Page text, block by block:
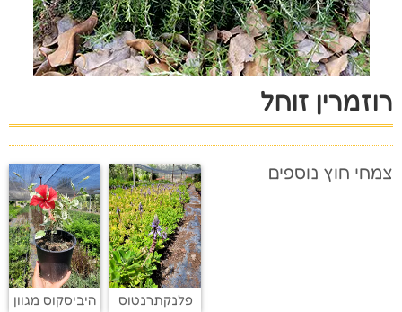
רוזמרין זוחל
צמחי חוץ נוספים
פלנקתרנטוס היביסקוס מגוון